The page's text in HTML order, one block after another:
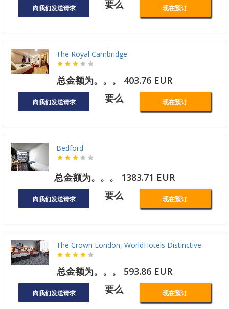
向我们发送请求 要么 现在预订
The Royal Cambridge
总金额为。。。 403.76 EUR
向我们发送请求 要么 现在预订
Bedford
总金额为。。。 1383.71 EUR
向我们发送请求 要么 现在预订
The Crown London, WorldHotels Distinctive
总金额为。。。 593.86 EUR
向我们发送请求 要么 现在预订